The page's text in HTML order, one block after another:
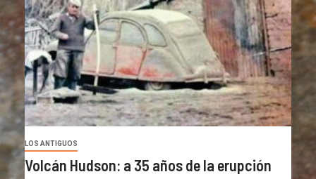
LOS ANTIGUOS
Volcán Hudson: a 35 años de la erupción